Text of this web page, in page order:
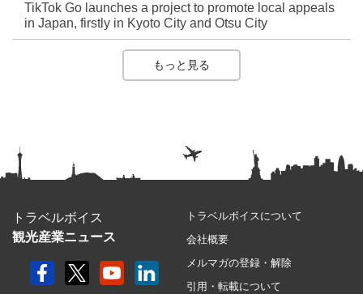
TikTok Go launches a project to promote local appeals
in Japan, firstly in Kyoto City and Otsu City
もっと見る
トラベルボイス
観光産業ニュース
トラベルボイスについて
会社概要
メルマガの登録・解除
引用・転載について